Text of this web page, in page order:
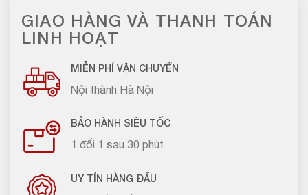
GIAO HÀNG VÀ THANH TOÁN
LINH HOẠT
MIỄN PHÍ VẬN CHUYỂN
Nội thành Hà Nội
BẢO HÀNH SIÊU TỐC
1 đổi 1 sau 30 phút
UY TÍN HÀNG ĐẦU